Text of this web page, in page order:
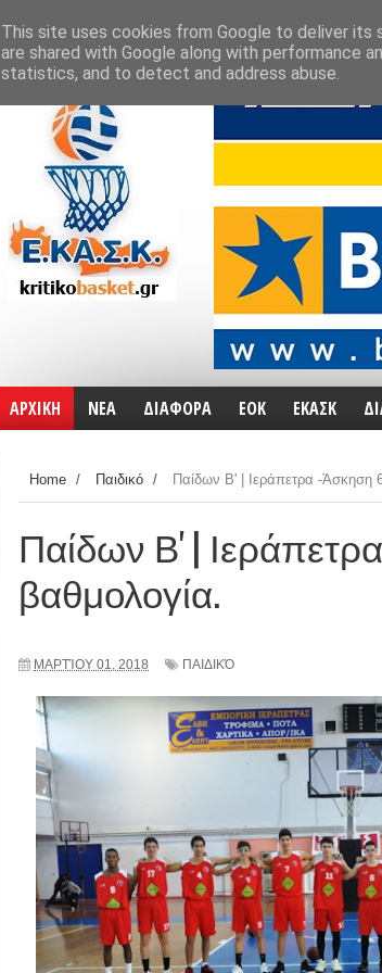
ΑΡΧΙΚΗ ΝΕΑ ΔΙΑΦΟΡΑ ΕΟΚ ΕΚΑΣΚ
Home / Παιδικό / Παίδων Β' | Ιεράπετρα -Άσκηση
Παίδων Β' |
βαθμολογία.
ΜΑΡΤΊΟΥ 01, 2018 ΠΑΙΔΙΚΌ
This site uses cookies from Google to deliver its
are shared with Google along with performance
statistics, and to detect and address abuse.